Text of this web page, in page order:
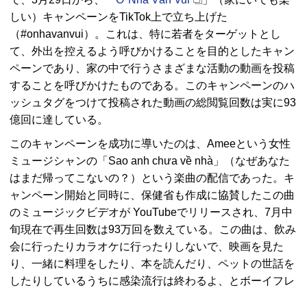
しい）キャンペーンをTikTok上で立ち上げた
（#onhavanvui）。これは、特に若者をターゲットとし
て、外出を控えるよう呼びかけることを目的としたキャン
ペーンであり、家の中で行うさまざまな活動の動画を投稿
することを呼びかけたものである。このキャンペーンのハ
ッシュタグをつけて投稿された動画の総閲覧回数は実に93
億回に達している。
このキャンペーンを成功に導いたのは、Ameeという女性
ミュージシャンの「Sao anh chưa về nhà」（なぜあなた
はまだ帰ってこないの？）という楽曲の配信であった。キ
ャンペーン開始と同時に、保健省も作成に協賛したこの曲
のミュージックビデオが YouTubeでリリースされ、7月中
旬現在で再生回数は93万回を数えている。この曲は、飲み
会に行ったりカラオケに行ったりしないで、映画を見た
り、一緒に料理をしたり、本を読んだり、ペットの世話を
したりしているうちに感染流行は終わるよ、とボーイフレ